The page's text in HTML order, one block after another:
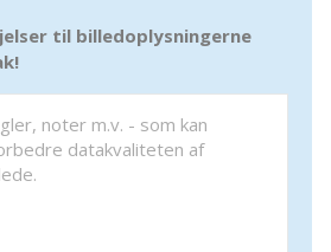
til billedoplysningerne